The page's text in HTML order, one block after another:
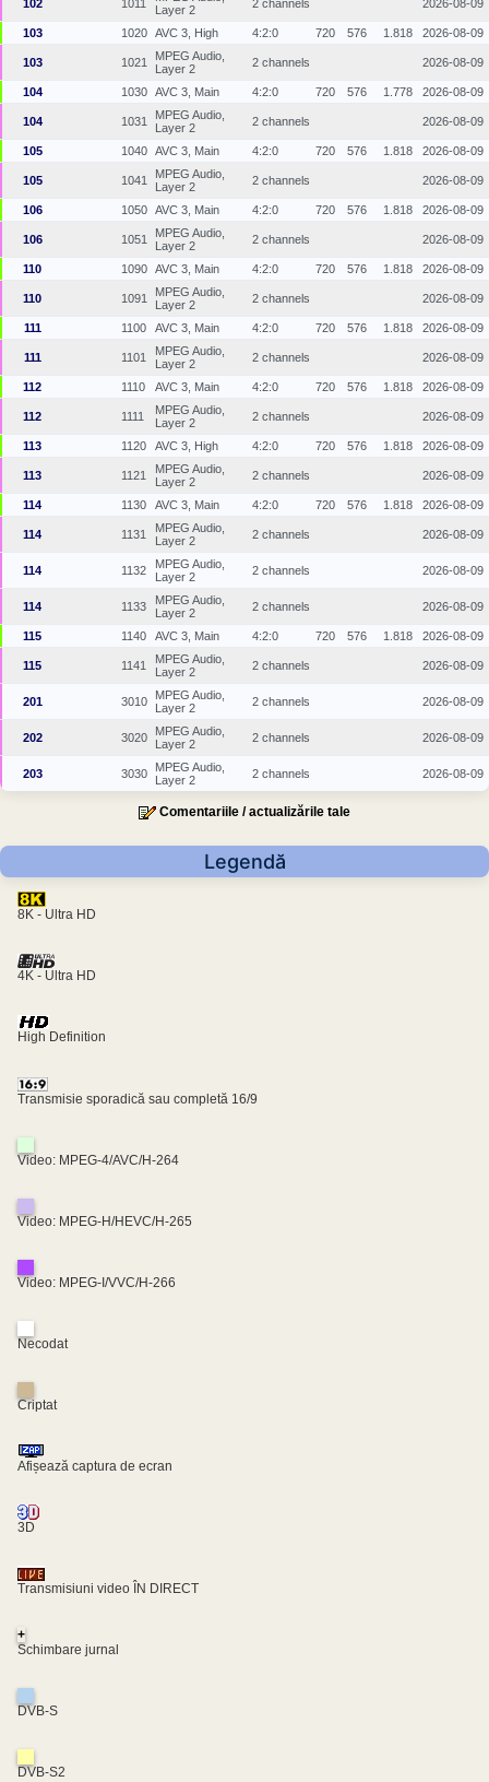
102 1011
Layer 2
2 channels 2026-08-09
103 1020 AVC 3, High 4:2:0 720 576 1.818 2026-08-09
103 1021
MPEG Audio,
Layer 2
2 channels 2026-08-09
104 1030 AVC 3, Main 4:2:0 720 576 1.778 2026-08-09
104 1031
MPEG Audio,
Layer 2
2 channels 2026-08-09
105 1040 AVC 3, Main 4:2:0 720 576 1.818 2026-08-09
105 1041
MPEG Audio,
Layer 2
2 channels 2026-08-09
106 1050 AVC 3, Main 4:2:0 720 576 1.818 2026-08-09
106 1051
MPEG Audio,
Layer 2
2 channels 2026-08-09
110 1090 AVC 3, Main 4:2:0 720 576 1.818 2026-08-09
110 1091
MPEG Audio,
Layer 2
2 channels 2026-08-09
111 1100 AVC 3, Main 4:2:0 720 576 1.818 2026-08-09
111 1101
MPEG Audio,
Layer 2
2 channels 2026-08-09
112 1110 AVC 3, Main 4:2:0 720 576 1.818 2026-08-09
112 1111
MPEG Audio,
Layer 2
2 channels 2026-08-09
113 1120 AVC 3, High 4:2:0 720 576 1.818 2026-08-09
113 1121
MPEG Audio,
Layer 2
2 channels 2026-08-09
114 1130 AVC 3, Main 4:2:0 720 576 1.818 2026-08-09
114 1131
MPEG Audio,
Layer 2
2 channels 2026-08-09
114 1132
MPEG Audio,
Layer 2
2 channels 2026-08-09
114 1133
MPEG Audio,
Layer 2
2 channels 2026-08-09
115 1140 AVC 3, Main 4:2:0 720 576 1.818 2026-08-09
115 1141
MPEG Audio,
Layer 2
2 channels 2026-08-09
201 3010
MPEG Audio,
Layer 2
2 channels 2026-08-09
202 3020
MPEG Audio,
Layer 2
2 channels 2026-08-09
203 3030
MPEG Audio,
Layer 2
2 channels 2026-08-09
Comentariile / actualizările tale
Legendă
8K - Ultra HD
4K - Ultra HD
High Definition
Transmisie sporadică sau completă 16/9
Video: MPEG-4/AVC/H-264
Video: MPEG-H/HEVC/H-265
Video: MPEG-I/VVC/H-266
Necodat
Criptat
Afișează captura de ecran
3D
Transmisiuni video ÎN DIRECT
+
Schimbare jurnal
DVB-S
DVB-S2